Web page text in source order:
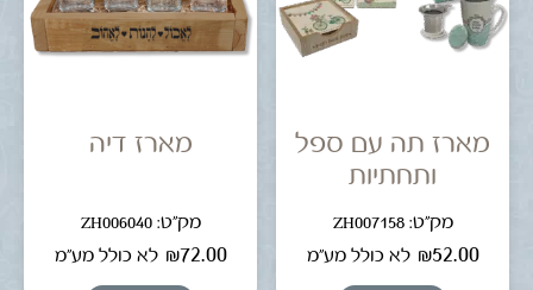
מארז תה עם ספל
ותחתיות
מק"ט: ZH007158
₪52.00 לא כולל מע"מ
מארז דיה
מק"ט: ZH006040
₪72.00 לא כולל מע"מ